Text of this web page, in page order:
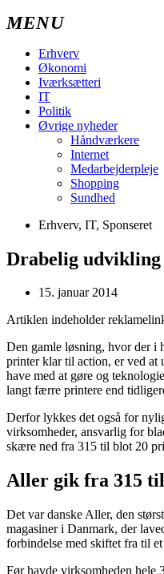
Erhverv
Økonomi
Iværksætteri
IT
Politik
Øvrige nyheder
Håndværkere
Internet
Medarbejderpleje
Shopping
Sundhed
Erhverv, IT, Sponseret
Drabelig
15. januar 2014
Artiklen indeholder
Den gamle løsning, hvor der i
printer klar til action, er ved at
have med at gøre og
langt færre printere end
Derfor lykkes det også for
virksomheder, ansvarlig for
skære ned fra 315 til blot 20
Aller gik fra 315
Det var danske Aller, den
magasiner i Danmark, der
forbindelse med skiftet fra til
Før havde virksomheden hele